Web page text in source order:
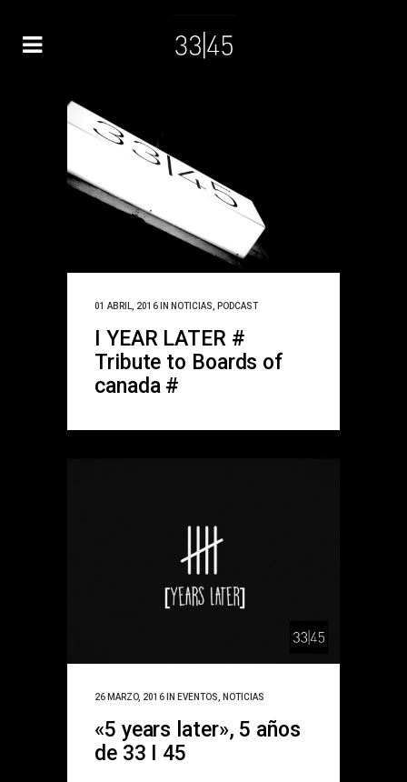
01 ABRIL, 2016 IN NOTICIAS, PODCAST
I YEAR LATER #
Tribute to Boards of
canada #
26 MARZO, 2016 IN EVENTOS, NOTICIAS
«5 years later», 5 años
de 33 I 45